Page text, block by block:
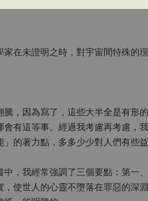
在未證明之時，對宇宙間特殊的
，因為寫了，這些大半全是有形
有這等事。經過我考慮再考慮，
的著力點，多多少少對人們有些益
，我經常強調了三個要點：第一
使世人的心靈不墮落在罪惡的深